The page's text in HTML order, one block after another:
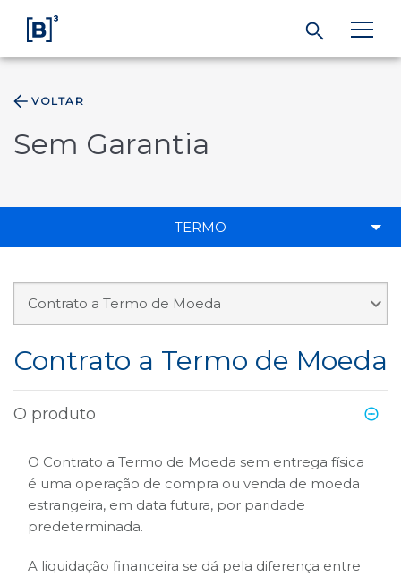
Regulação
VOLTAR
Sem Garantia
TERMO
Contrato a Termo de Moeda
O produto
O Contrato a Termo de Moeda sem entrega física
é uma operação de compra ou venda de moeda
estrangeira, em data futura, por paridade
predeterminada.
A liquidação financeira se dá pela diferença entre